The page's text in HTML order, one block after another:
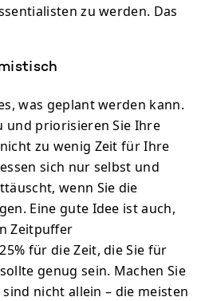
zu werden. Das
was geplant werden kann.
und priorisieren Sie Ihre
zu wenig Zeit für Ihre
sich nur selbst und
wenn Sie die
Eine gute Idee ist auch,
Zeitpuffer
für die Zeit, die Sie für
genug sein. Machen Sie
nicht allein – die meisten